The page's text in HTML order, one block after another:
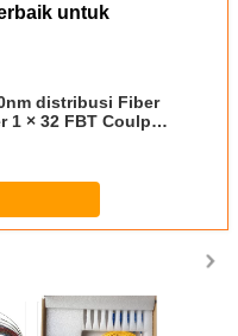
untuk
distribusi Fiber
1 × 32 FBT Coulper